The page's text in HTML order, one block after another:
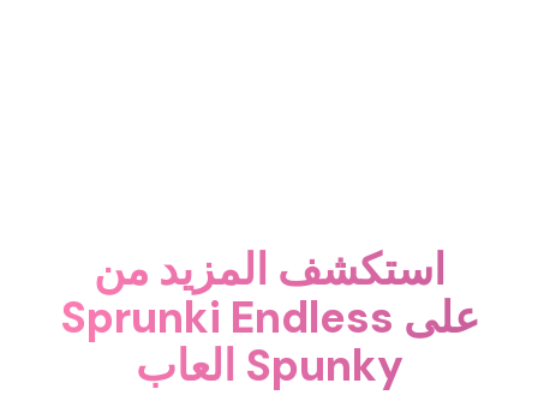
استكشف المزيد من
Sprunki Endless على
العاب Spunky